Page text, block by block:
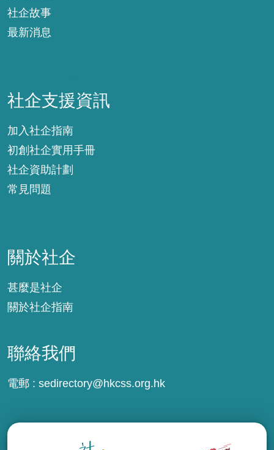
社企故事
最新消息
社企支援資訊
加入社企指南
初創社企實用手冊
社企資助計劃
常見問題
關於社企
甚麼是社企
關於社企指南
聯絡我們
電郵 : sedirectory@hkcss.org.hk